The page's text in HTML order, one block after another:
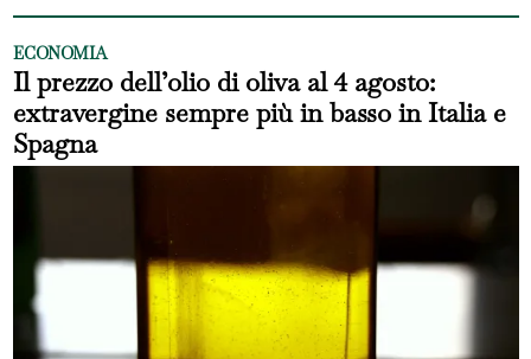
ECONOMIA
Il prezzo dell’olio di oliva al 4 agosto:
extravergine sempre più in basso in Italia e
Spagna